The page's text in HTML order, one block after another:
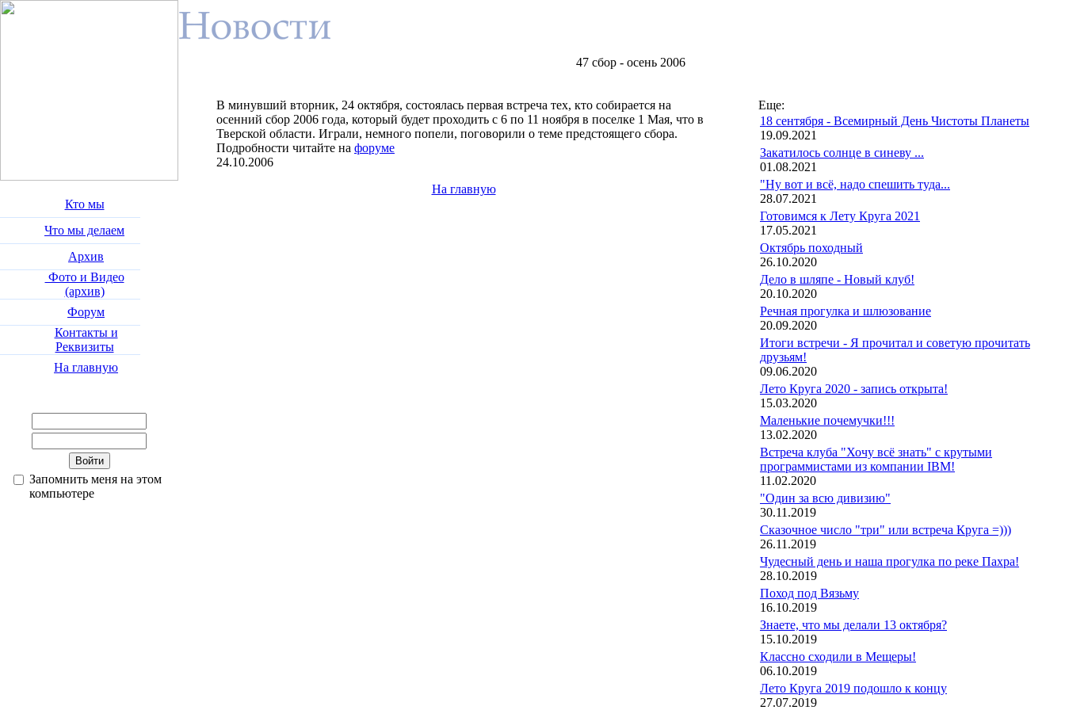
Кто мы
Что мы делаем
Архив
Фото и Видео
(архив)
Форум
Контакты и
Реквизиты
На главную
Запомнить меня на этом
компьютере
47 cбор - осень 2006
В минувший вторник, 24 октября, состоялась первая встреча тех, кто собирается на
осенний сбор 2006 года, который будет проходить с 6 по 11 ноября в поселке 1 Мая, что в
Тверской области. Играли, немного попели, поговорили о теме предстоящего сбора.
Подробности читайте на форуме
24.10.2006
На главную
Еще:
18 сентября - Всемирный День Чистоты Планеты
19.09.2021
Закатилось солнце в синеву ...
01.08.2021
"Ну вот и всё, надо спешить туда...
28.07.2021
Готовимся к Лету Круга 2021
17.05.2021
Октябрь походный
26.10.2020
Дело в шляпе - Новый клуб!
20.10.2020
Речная прогулка и шлюзование
20.09.2020
Итоги встречи - Я прочитал и советую прочитать
друзьям!
09.06.2020
Лето Круга 2020 - запись открыта!
15.03.2020
Маленькие почемучки!!!
13.02.2020
Встреча клуба "Хочу всё знать" с крутыми
программистами из компании IBM!
11.02.2020
"Один за всю дивизию"
30.11.2019
Сказочное число "три" или встреча Круга =)))
26.11.2019
Чудесный день и наша прогулка по реке Пахра!
28.10.2019
Поход под Вязьму
16.10.2019
Знаете, что мы делали 13 октября?
15.10.2019
Классно сходили в Мещеры!
06.10.2019
Лето Круга 2019 подошло к концу
27.07.2019